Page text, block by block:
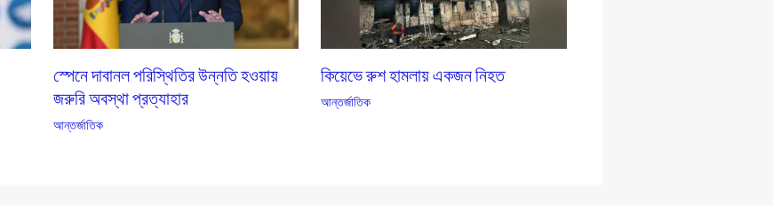
স্পেনে দাবানল পরিস্থিতির উন্নতি হওয়ায়
জরুরি অবস্থা প্রত্যাহার
আন্তর্জাতিক
কিয়েভে রুশ হামলায় একজন নিহত
আন্তর্জাতিক